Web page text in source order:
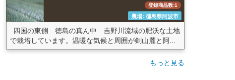
登録商品数:1
農場: 徳島県阿波市
四国の東側 徳島の真ん中 吉野川流域の肥沃な土地
で栽培しています。温暖な気候と周囲が剣山麓と阿...
もっと見る